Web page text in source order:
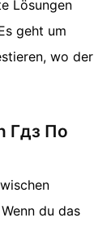
Lösungen
geht um
wo der
Гдз По
du das